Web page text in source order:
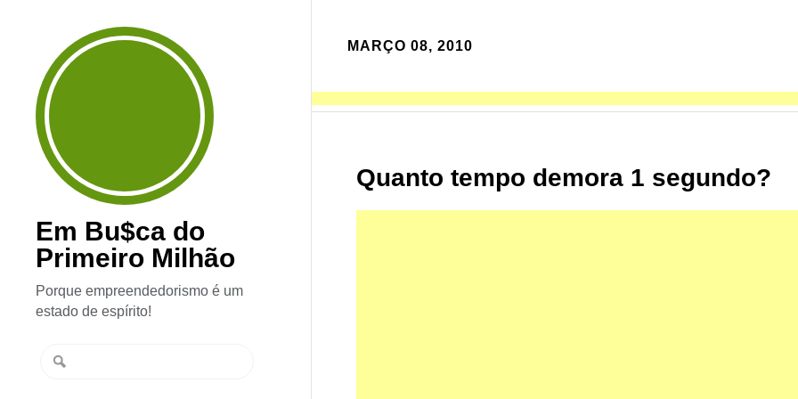
Em Bu$ca do
Primeiro Milhão
Porque empreendedorismo é um
estado de espírito!
MARÇO 08, 2010
Quanto tempo demora 1 segundo?